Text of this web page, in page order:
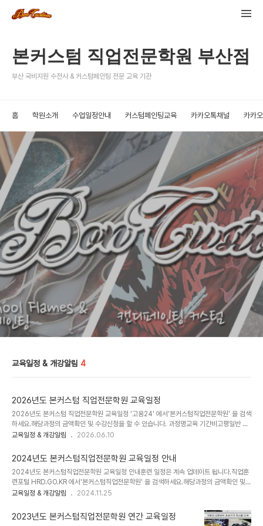
본커스텀 직업전문학원 부산점
부산 국비지원 수전사 & 커스텀페인팅 전문 교육 기관
홈 학원소개 수업일정안내 커스텀페인팅교육 카카오톡채널 카카
교육일정 & 개강알림 4
2026년도 본커스텀 직업전문학원 교육일정
2026년도 본커스텀 직업전문학원 교육일정 '고용24' 에서'본커스텀직업전문학원' 을 검색
하세요.해당과정의 금액확인 및 수강신청을 할 수 있습니다. 과정명교육 기간비고평일반 자
동차 오토바이 수전사 커스텀페인팅 과정커스텀 페인팅 디자인교육 및 교육생 창업 작품 커
지자 국비지원교육가능일정: 2026. 8. 5. ~ 2026. 10. 15. 실업자, 자영업자, 재직자 모
두 참여가능정원모집에 따라 개강일 변동 있음. 평일반커스텀페인팅 디자인 활용(심화)수전
사, 커스텀 페인팅, 에어브러시 활용 심화 과정 (23일)일정: 실업자, 자영업자, 재직자 모두
참여가능정원모집에 따라 개강일 변동 있음.활용 연계과정 일정: 2026..
교육일정 & 개강알림 2026.06.10
2024년도 본커스텀직업전문학원 교육일정 안내
2024년도 본커스텀직업전문학원 교육일정 안내훈련 일정은 계속 업데이트 됩니다.직업훈
련포털 HRD.GO.KR 에서'본커스텀직업전문학원' 을 검색하세요.해당과정의 금액확인 및
수강신청을 할 수 있습니다. 과정명교육 기간비고평일반 수전사 커스텀페인팅 디자인 입문
육가능일정: 24년도 모집종료실업자, 자영업자, 재직자 모두 참여가능연계교육 기초 입문
반 정원모집에 따라 개강일 변동 있음.수전사 커스텀페인팅 디자인 활용 (고급반) 연계과정
교육일정 & 개강알림 2024.11.25
2023년도 본커스텀직업전문학원 연간 교육일정